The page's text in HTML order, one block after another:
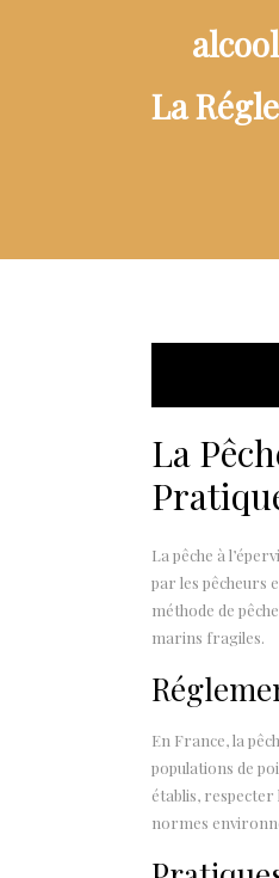
La
La
La pêche à
par les pêcheurs
méthode de
marins fragiles.
En France, la
populations de
établis,
normes